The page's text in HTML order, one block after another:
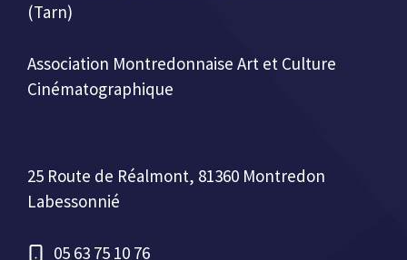
(Tarn)
Association Montredonnaise Art et Culture
Cinématographique
25 Route de Réalmont, 81360 Montredon
Labessonnié
05 63 75 10 76